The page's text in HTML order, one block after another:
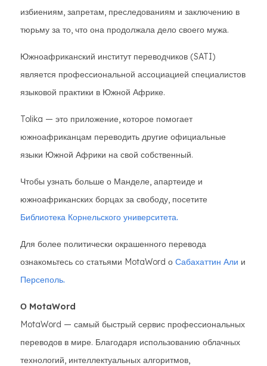
избиениям, запретам, преследованиям и заключению в
тюрьму за то, что она продолжала дело своего мужа.
Южноафриканский институт переводчиков (SATI)
является профессиональной ассоциацией специалистов
языковой практики в Южной Африке.
Tolika — это приложение, которое помогает
южноафриканцам переводить другие официальные
языки Южной Африки на свой собственный.
Чтобы узнать больше о Манделе, апартеиде и
южноафриканских борцах за свободу, посетите
Библиотека Корнельского университета.
Для более политически окрашенного перевода
ознакомьтесь со статьями MotaWord о Сабахаттин Али и
Персеполь.
О MotaWord
MotaWord — самый быстрый сервис профессиональных
переводов в мире. Благодаря использованию облачных
технологий, интеллектуальных алгоритмов,